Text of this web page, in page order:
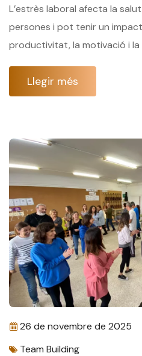
L’estrès laboral afecta la
persones i pot tenir un
productivitat, la motivació i la
Llegir més
26 de novembre de 2025
Team Building